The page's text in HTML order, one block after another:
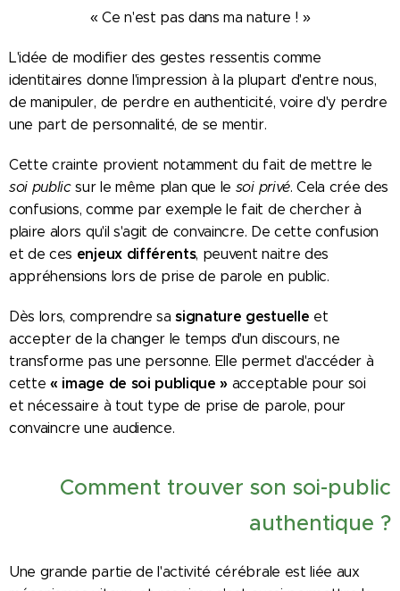
« Ce n'est pas dans ma nature ! »
L'idée de modifier des gestes ressentis comme
identitaires donne l'impression à la plupart d'entre nous,
de manipuler, de perdre en authenticité, voire d'y perdre
une part de personnalité, de se mentir.
Cette crainte provient notamment du fait de mettre le
soi publicsur le même plan que le soi privé. Cela crée des
confusions, comme par exemple le fait de chercher à
plaire alors qu'il s'agit de convaincre. De cette confusion
et de ces enjeux différents, peuvent naitre des
appréhensions lors de prise de parole en public.
Dès lors, comprendre sasignature gestuelle et
accepter de la changer le temps d'un discours, ne
transforme pas une personne. Elle permet d'accéder à
cette« image de soi publique » acceptable pour soi
et nécessaire à tout type de prise de parole, pour
convaincre une audience.
Comment trouver son soi-public
authentique ?
Une grande partie de l'activité cérébrale est liée aux